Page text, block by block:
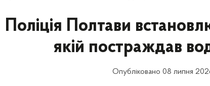
Поліція Полтави
якій постраждав
Опубліковано 08 липня